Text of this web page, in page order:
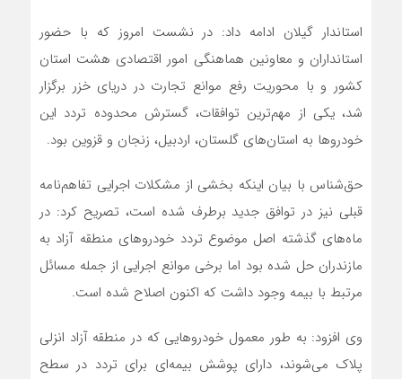
استاندار گیلان ادامه داد: در نشست امروز که با حضور
استانداران و معاونین هماهنگی امور اقتصادی هشت استان
کشور و با محوریت رفع موانع تجارت در دریای خزر برگزار
شد، یکی از مهم‌ترین توافقات، گسترش محدوده تردد این
خودروها به استان‌های گلستان، اردبیل، زنجان و قزوین بود.
حق‌شناس با بیان اینکه بخشی از مشکلات اجرایی تفاهم‌نامه
قبلی نیز در توافق جدید برطرف شده است، تصریح کرد: در
ماه‌های گذشته اصل موضوع تردد خودروهای منطقه آزاد به
مازندران حل شده بود اما برخی موانع اجرایی از جمله مسائل
مرتبط با بیمه وجود داشت که اکنون اصلاح شده است.
وی افزود: به طور معمول خودروهایی که در منطقه آزاد انزلی
پلاک می‌شوند، دارای پوشش بیمه‌ای برای تردد در سطح